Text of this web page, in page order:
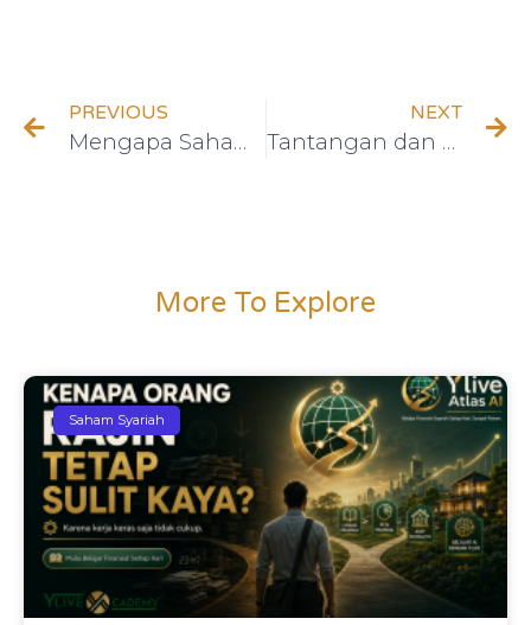
PREVIOUS
Mengapa Saham Syariah Menjadi Pilihan Investasi yang Menarik?
NEXT
Tantangan dan Peluang dalam Ekspansi Internasional Bisnis
More To Explore
Saham Syariah